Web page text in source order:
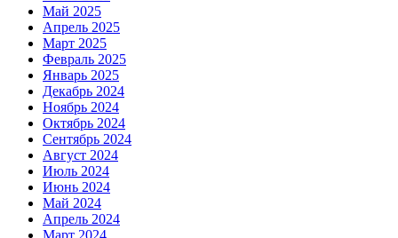
Май 2025
Апрель 2025
Март 2025
Февраль 2025
Январь 2025
Декабрь 2024
Ноябрь 2024
Октябрь 2024
Сентябрь 2024
Август 2024
Июль 2024
Июнь 2024
Май 2024
Апрель 2024
Март 2024